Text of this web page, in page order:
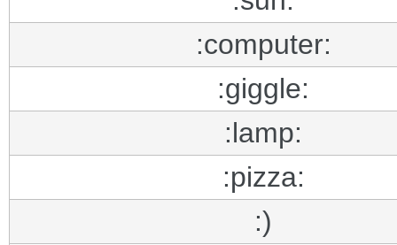
:computer:
:giggle:
:lamp:
:pizza:
:)